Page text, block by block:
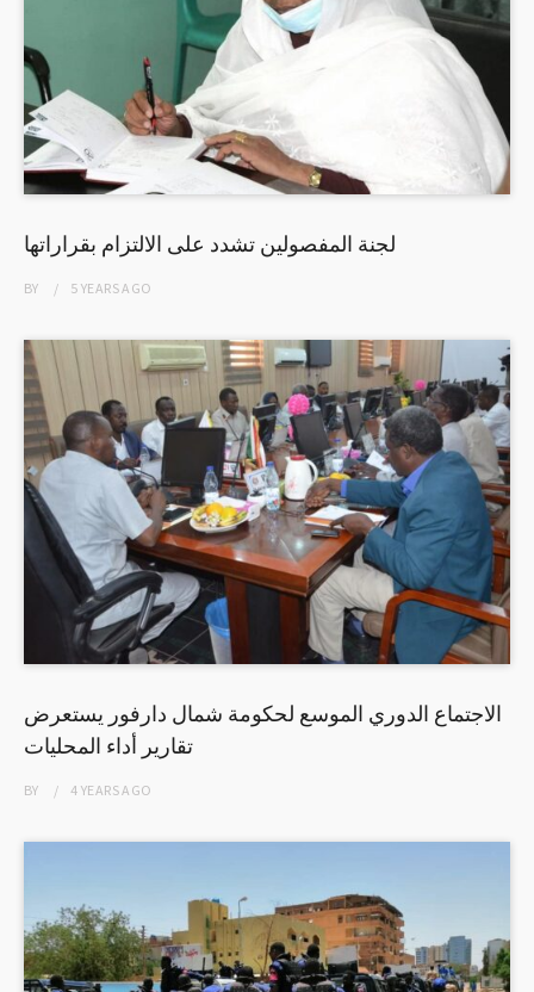
لجنة المفصولين تشدد على الالتزام بقراراتها
BY 5 YEARSAGO
الاجتماع الدوري الموسع لحكومة شمال دارفور يستعرض
تقارير أداء المحليات
BY 4 YEARSAGO